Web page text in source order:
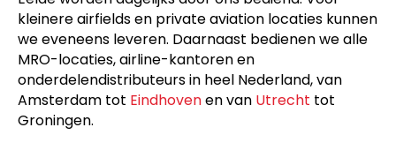
kleinere airfields en private aviation locaties kunnen
we eveneens leveren. Daarnaast bedienen we alle
MRO-locaties, airline-kantoren en
onderdelendistributeurs in heel Nederland, van
Amsterdam tot Eindhovenen van Utrecht tot
Groningen.